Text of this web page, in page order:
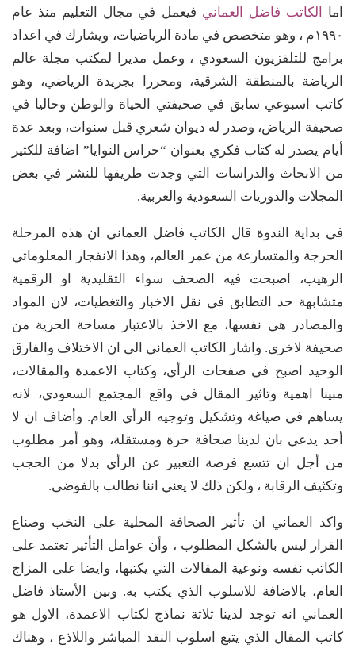
اما الكاتب فاضل العماني فيعمل في مجال التعليم منذ عام
١٩٩٠م ، وهو متخصص في مادة الرياضيات، ويشارك في اعداد
برامج للتلفزيون السعودي ، وعمل مديرا لمكتب مجلة عالم
الرياضة بالمنطقة الشرقية، ومحررا بجريدة الرياضي، وهو
كاتب اسبوعي سابق في صحيفتي الحياة والوطن وحاليا في
صحيفة الرياض، وصدر له ديوان شعري قبل سنوات، وبعد عدة
أيام يصدر له كتاب فكري بعنوان “حراس النوايا” اضافة للكثير
من الابحاث والدراسات التي وجدت طريقها للنشر في بعض
المجلات والدوريات السعودية والعربية.
في بداية الندوة قال الكاتب فاضل العماني ان هذه المرحلة
الحرجة والمتسارعة من عمر العالم، وهذا الانفجار المعلوماتي
الرهيب، اصبحت فيه الصحف سواء التقليدية او الرقمية
متشابهة حد التطابق في نقل الاخبار والتغطيات، لان المواد
والمصادر هي نفسها، مع الاخذ بالاعتبار مساحة الحرية من
صحيفة لاخرى. واشار الكاتب العماني الى ان الاختلاف والفارق
الوحيد اصبح في صفحات الرأي، وكتاب الاعمدة والمقالات،
مبينا اهمية وتاثير المقال في واقع المجتمع السعودي، لانه
يساهم في صياغة وتشكيل وتوجيه الرأي العام. وأضاف ان لا
أحد يدعي بان لدينا صحافة حرة ومستقلة، وهو أمر مطلوب
من أجل ان تتسع فرصة التعبير عن الرأي بدلا من الحجب
وتكثيف الرقابة ، ولكن ذلك لا يعني اننا نطالب بالفوضى.
واكد العماني ان تأثير الصحافة المحلية على النخب وصناع
القرار ليس بالشكل المطلوب ، وأن عوامل التأثير تعتمد على
الكاتب نفسه ونوعية المقالات التي يكتبها، وايضا على المزاج
العام، بالاضافة للاسلوب الذي يكتب به. وبين الأستاذ فاضل
العماني انه توجد لدينا ثلاثة نماذج لكتاب الاعمدة، الاول هو
كاتب المقال الذي يتبع اسلوب النقد المباشر واللاذع ، وهناك